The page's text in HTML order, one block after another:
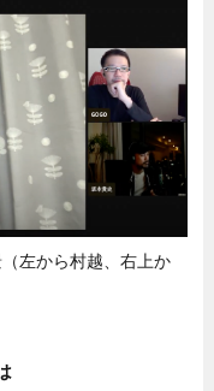
左から村越、右上か